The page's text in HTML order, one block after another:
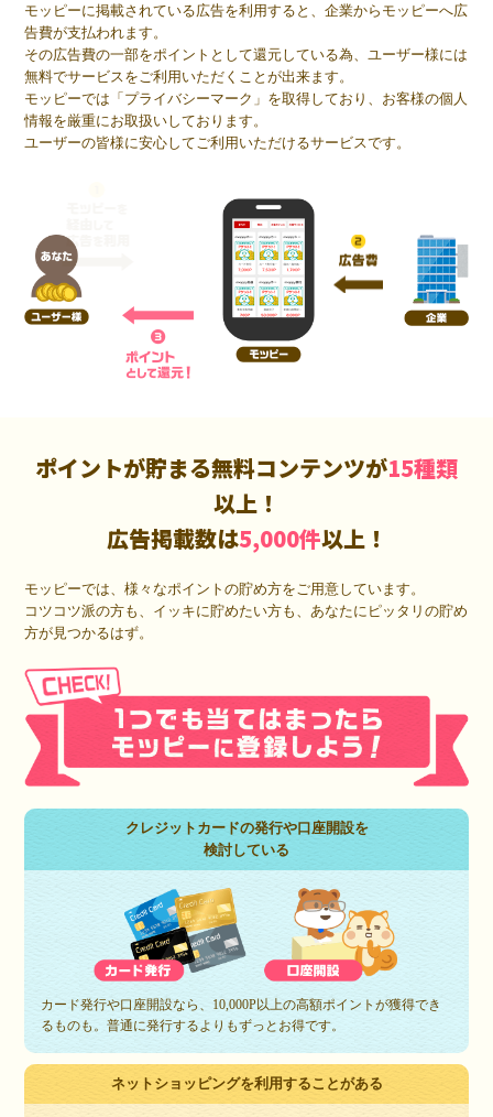
モッピーに掲載されている広告を利用すると、企業からモッピーへ広
告費が支払われます。
その広告費の一部をポイントとして還元している為、ユーザー様には
無料でサービスをご利用いただくことが出来ます。
モッピーでは「プライバシーマーク」を取得しており、お客様の個人
情報を厳重にお取扱いしております。
ユーザーの皆様に安心してご利用いただけるサービスです。
ポイントが貯まる無料コンテンツが15種類
以上！
広告掲載数は5,000件以上！
モッピーでは、様々なポイントの貯め方をご用意しています。
コツコツ派の方も、イッキに貯めたい方も、あなたにピッタリの貯め
方が見つかるはず。
クレジットカードの発行や口座開設を
検討している
カード発行や口座開設なら、10,000P以上の高額ポイントが獲得でき
るものも。普通に発行するよりもずっとお得です。
ネットショッピングを利用することがある